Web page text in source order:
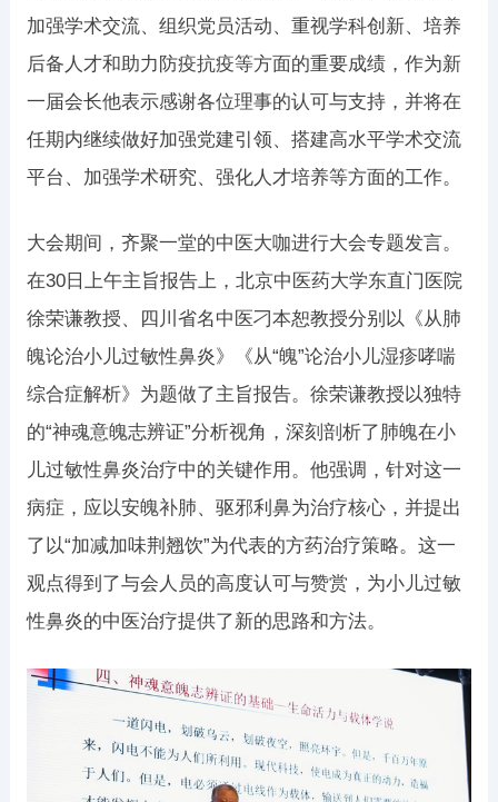
加强学术交流、组织党员活动、重视学科创新、培养
后备人才和助力防疫抗疫等方面的重要成绩，作为新
一届会长他表示感谢各位理事的认可与支持，并将在
任期内继续做好加强党建引领、搭建高水平学术交流
平台、加强学术研究、强化人才培养等方面的工作。
大会期间，齐聚一堂的中医大咖进行大会专题发言。
在30日上午主旨报告上，北京中医药大学东直门医院
徐荣谦教授、四川省名中医刁本恕教授分别以《从肺
魄论治小儿过敏性鼻炎》《从“魄”论治小儿湿疹哮喘
综合症解析》为题做了主旨报告。徐荣谦教授以独特
的“神魂意魄志辨证”分析视角，深刻剖析了肺魄在小
儿过敏性鼻炎治疗中的关键作用。他强调，针对这一
病症，应以安魄补肺、驱邪利鼻为治疗核心，并提出
了以“加减加味荆翘饮”为代表的方药治疗策略。这一
观点得到了与会人员的高度认可与赞赏，为小儿过敏
性鼻炎的中医治疗提供了新的思路和方法。